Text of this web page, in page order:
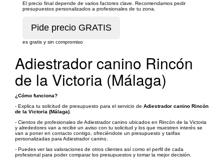
El precio final depende de varios factores clave. Recomendamos pedir
presupuestos personalizados a profesionales de tu zona.
es gratis y sin compromiso
Adiestrador canino Rincón
de la Victoria (Málaga)
¿Cómo funciona?
- Explica tu solicitud de presupuesto para el servicio de Adiestrador canino Rincón
de la Victoria (Málaga)
- Cientos de profesionales de Adiestrador canino ubicados en Rincón de la Victoria
y alrededores van a recibir un aviso con tu solicitud y los que muestren interés se
van a poner en contacto contigo, ofreciéndote un presupuesto y tarifas
personalizadas para Adiestrador canino.
- Puedes ver las valoraciones de otros clientes así como el perfil de cada
profesional para poder comparar los presupuestos y tomar la mejor decisión.